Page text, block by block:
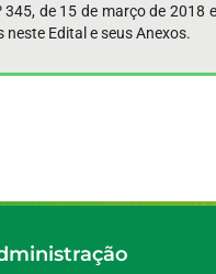
de 15 de março de 2018
Edital e seus Anexos.